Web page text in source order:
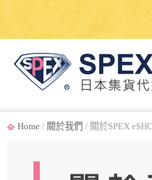
Home / 關於我們 / 關於SPEX